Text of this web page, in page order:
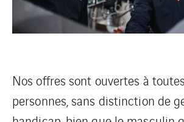
Nos offres sont ouvertes à
personnes, sans distinction de